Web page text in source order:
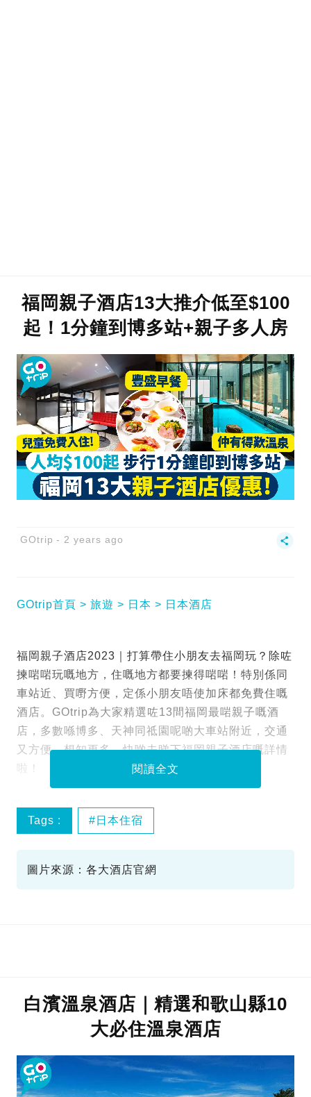
福岡親子酒店13大推介低至$100
起！1分鐘到博多站+親子多人房
GOtrip 2 years ago
GOtrip首頁 旅遊 日本 日本酒店
福岡親子酒店2023｜打算帶住小朋友去福岡玩？除咗
揀啱啱玩嘅地方，住嘅地方都要揀得啱啱！特別係同
車站近、買嘢方便，定係小朋友唔使加床都免費住嘅
酒店。GOtrip為大家精選咗13間福岡最啱親子嘅酒
店，多數喺博多、天神同祗園呢啲大車站附近，交通
又方便。想知更多，快啲去睇下福岡親子酒店嘅詳情
啦！
閱讀全文
Tags : 日本住宿
圖片來源：各大酒店官網
白濱溫泉酒店｜精選和歌山縣10
大必住溫泉酒店